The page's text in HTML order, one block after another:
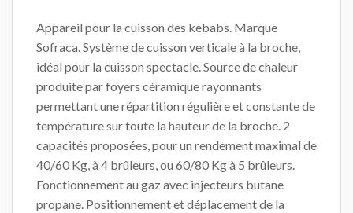
Appareil pour la cuisson des kebabs. Marque
Sofraca. Système de cuisson verticale à la broche,
idéal pour la cuisson spectacle. Source de chaleur
produite par foyers céramique rayonnants
permettant une répartition régulière et constante de
température sur toute la hauteur de la broche. 2
capacités proposées, pour un rendement maximal de
40/60 Kg, à 4 brûleurs, ou 60/80 Kg à 5 brûleurs.
Fonctionnement au gaz avec injecteurs butane
propane. Positionnement et déplacement de la